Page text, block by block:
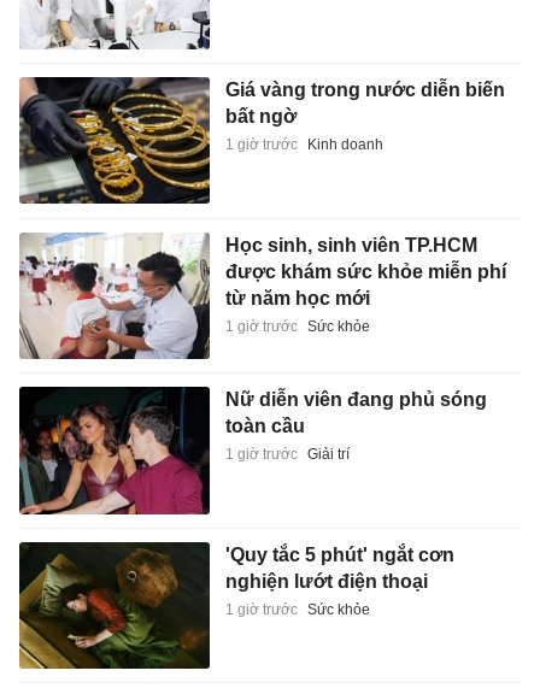
Giá vàng trong nước diễn biến
bất ngờ
1 giờ trước Kinh doanh
Học sinh, sinh viên TP.HCM
được khám sức khỏe miễn phí
từ năm học mới
1 giờ trước Sức khỏe
Nữ diễn viên đang phủ sóng
toàn cầu
1 giờ trước Giải trí
'Quy tắc 5 phút' ngắt cơn
nghiện lướt điện thoại
1 giờ trước Sức khỏe